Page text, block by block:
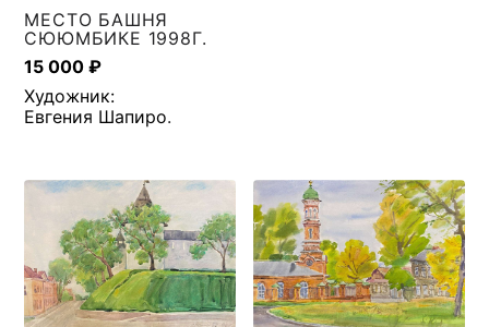
МЕСТО БАШНЯ
СЮЮМБИКЕ 1998Г.
15 000₽
Художник:
Евгения Шапиро.